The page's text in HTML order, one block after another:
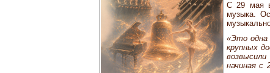
С 29 мая в
музыка.
«Это одна
крупных
начиная с